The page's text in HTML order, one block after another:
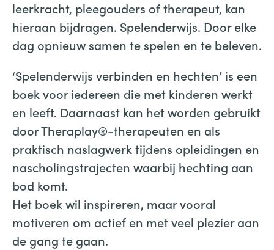
leerkracht, pleegouders of therapeut, kan
hieraan bijdragen. Spelenderwijs. Door elke
dag opnieuw samen te spelen en te beleven.
‘Spelenderwijs verbinden en hechten’ is een
boek voor iedereen die met kinderen werkt
en leeft. Daarnaast kan het worden gebruikt
door Theraplay®-therapeuten en als
praktisch naslagwerk tijdens opleidingen en
nascholingstrajecten waarbij hechting aan
bod komt.
Het boek wil inspireren, maar vooral
motiveren om actief en met veel plezier aan
de gang te gaan.